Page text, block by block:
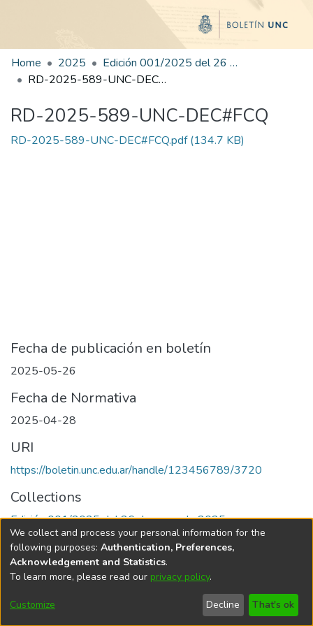
Home 2025
Edición 001/2025 del 26 de mayo de 2025
RD-2025-589-UNC-DEC#FCQ
RD-2025-589-UNC-DEC#FCQ
RD-2025-589-UNC-DEC#FCQ.pdf(134.7 KB)
Fecha de publicación en boletín
2025-05-26
Fecha de Normativa
2025-04-28
URI
https://boletin.unc.edu.ar/handle/123456789/3720
Collections
Edición 001/2025 del 26 de mayo de 2025
Universidad Nacional de Córdoba
We collect and process your personal information for the
following purposes: Authentication, Preferences,
Acknowledgement and Statistics.
To learn more, please read our privacy policy.
Customize Decline That's ok